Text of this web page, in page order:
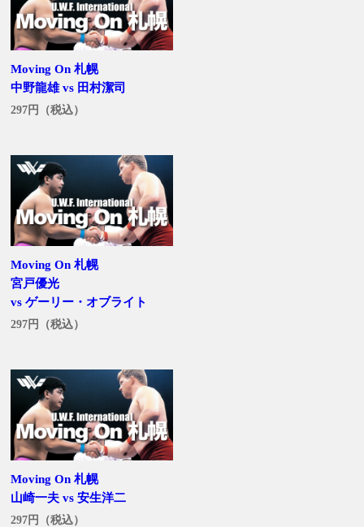
Moving On 札幌
中野龍雄 vs 田村潔司
297円（税込）
Moving On 札幌
宮戸優光
vs ゲーリー・オブライト
297円（税込）
Moving On 札幌
山崎一夫 vs 安生洋二
297円（税込）